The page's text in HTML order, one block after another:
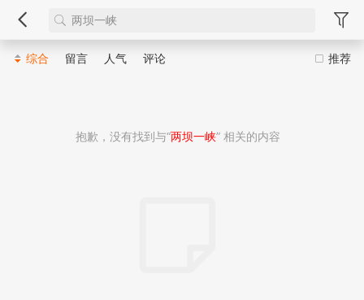
推荐
综合 留言 人气 评论
抱歉，没有找到与“两坝一峡” 相关的内容